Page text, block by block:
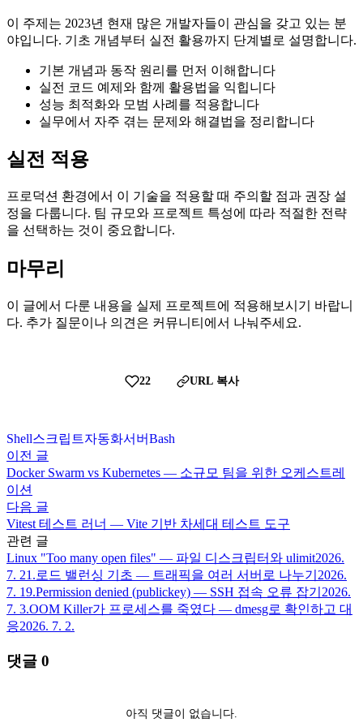
이 주제는 2023년 현재 많은 개발자들이 관심을 갖고 있는 분
야입니다. 기초 개념부터 실전 활용까지 단계별로 설명합니다.
기본 개념과 동작 원리를 먼저 이해합니다
실전 코드 예제와 함께 활용법을 익힙니다
성능 최적화와 모범 사례를 적용합니다
실무에서 자주 겪는 문제와 해결법을 정리합니다
실전 적용
프로덕션 환경에서 이 기술을 적용할 때 주의할 점과 권장 설
정을 다룹니다. 팀 규모와 프로젝트 특성에 따라 적절한 전략
을 선택하는 것이 중요합니다.
마무리
이 글에서 다룬 내용을 실제 프로젝트에 적용해보시기 바랍니
다. 추가 질문이나 의견은 커뮤니티에서 나눠주세요.
22 URL 복사
Shell스크립트자동화서버Bash
이전 글
Docker Swarm vs Kubernetes — 소규모 팀을 위한 오케스트레
이션
다음 글
Vitest 테스트 러너 — Vite 기반 차세대 테스트 도구
관련 글
Linux "Too many open files" — 파일 디스크립터와 ulimit2026.
7. 21.로드 밸런싱 기초 — 트래픽을 여러 서버로 나누기 2026.
7. 19.Permission denied (publickey) — SSH 접속 오류 잡기 2026.
7. 3.OOM Killer가 프로세스를 죽였다 — dmesg로 확인하고 대
응2026. 7. 2.
댓글 0
아직 댓글이 없습니다.